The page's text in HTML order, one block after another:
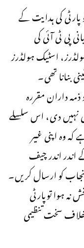
گیا کہ 21 اگست کو پارٹی کی ہدایت کے
پی ٹی آئی کی
اسٹیک ہولڈرز
بنانا تھی۔
داران مقررہ
نہیں دی، اس سلسلے
کہ وہ اپنی غیر
وضاحت 24 گھنٹے کے اندر اندر چیف
کو ارسال کریں۔
نہ ہوا توپارٹی
سخت تنظیمی